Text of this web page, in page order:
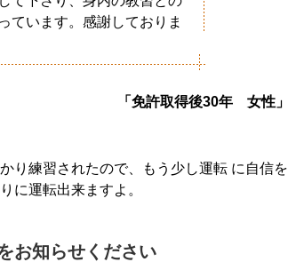
ています。感謝しておりま
「免許取得後30年 女性」
り練習されたので、もう少し運転 に自信を
に運転出来ますよ。
お知らせください